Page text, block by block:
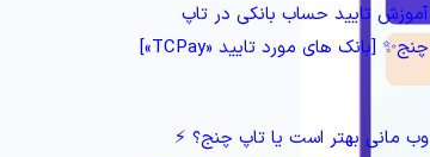
آموزش تایید حساب بانکی در تاپ
چنج✨ [بانک های مورد تایید «TCPay»]
وب مانی بهتر است یا تاپ چنج؟ ⚡️